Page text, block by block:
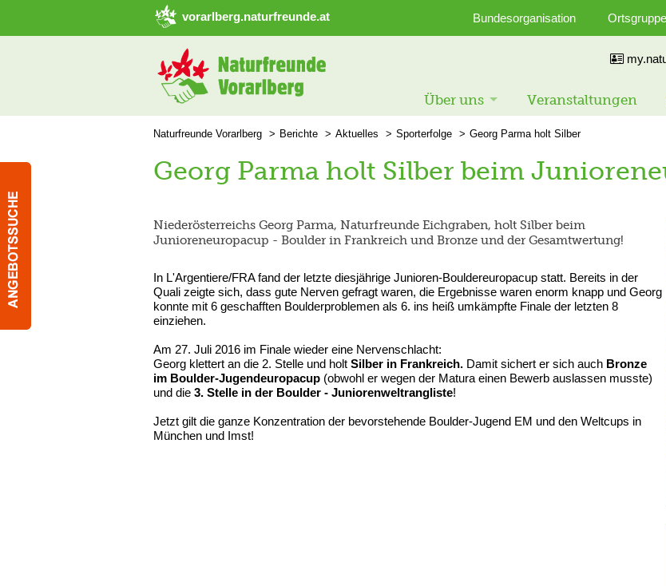
➜ Hauptregion der Seite anspringen
vorarlberg.naturfreunde.at Bundesorganisation
Über uns Veranstaltungen
Naturfreunde Vorarlberg Berichte Aktuelles Sporterfolge Georg Parma holt Silber
Georg Parma holt Silber beim
Niederösterreichs Georg Parma, Naturfreunde Eichgraben, holt Silber beim
Junioreneuropacup - Boulder in Frankreich und Bronze und der Gesamtwertung!
In L'Argentiere/FRA fand der letzte diesjährige Junioren-Bouldereuropacup statt. Bereits in der
Quali zeigte sich, dass gute Nerven gefragt waren, die Ergebnisse waren enorm knapp und Georg
konnte mit 6 geschafften Boulderproblemen als 6. ins heiß umkämpfte Finale der letzten 8
einziehen.
Am 27. Juli 2016 im Finale wieder eine Nervenschlacht:
Georg klettert an die 2. Stelle und holt Silber in Frankreich. Damit sichert er sich auch Bronze
im Boulder-Jugendeuropacup (obwohl er wegen der Matura einen Bewerb auslassen musste)
und die 3. Stelle in der Boulder - Juniorenweltrangliste!
Jetzt gilt die ganze Konzentration der bevorstehende Boulder-Jugend EM und den Weltcups in
München und Imst!